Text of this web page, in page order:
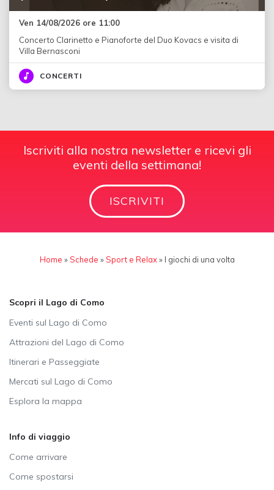
Ven 14/08/2026 ore 11:00
Concerto Clarinetto e Pianoforte del Duo Kovacs e visita di
Villa Bernasconi
CONCERTI
Iscriviti alla nostra newsletter e ricevi gli
eventi della settimana!
ISCRIVITI
Home »Schede »Sport e Relax» I giochi di una volta
Scopri il Lago di Como
Eventi sul Lago di Como
Attrazioni del Lago di Como
Itinerari e Passeggiate
Mercati sul Lago di Como
Esplora la mappa
Info di viaggio
Come arrivare
Come spostarsi